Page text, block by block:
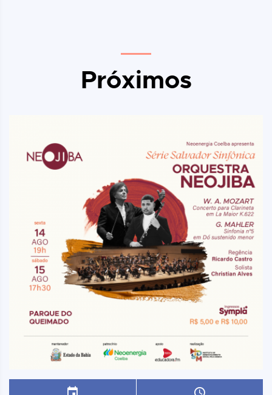
Próximos